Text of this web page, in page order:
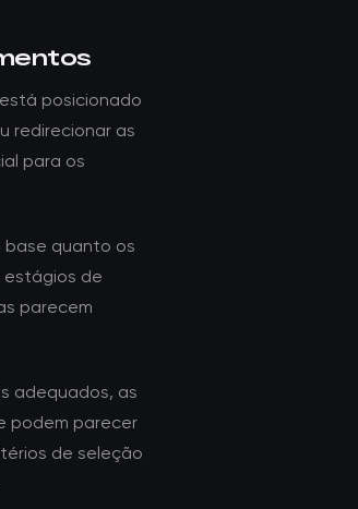
posicionado
redirecionar as
para os
quanto os
estágios de
parecem
adequados, as
podem parecer
de seleção